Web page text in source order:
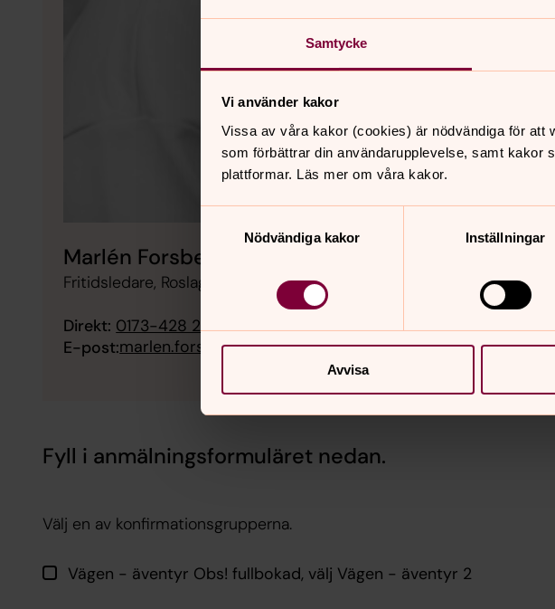
Samtycke
Vi använder kakor
Vissa av våra kakor (cookies) är nödvändiga för
som förbättrar din användarupplevelse, samt kakor
plattformar. Läs mer om våra kakor.
Nödvändiga kakor
Inställningar
Avvisa
Marlén Forsberg
Fritidsledare, Roslagens norra pastorat
Direkt: 0173-428 28SMS: 073-065 84 11
E-post:marlen.forsberg@svenskakyrkan.se
Fyll i anmälningsformuläret nedan.
Välj en av konfirmationsgrupperna.
Vägen - äventyr Obs! fullbokad, välj Vägen - äventyr 2